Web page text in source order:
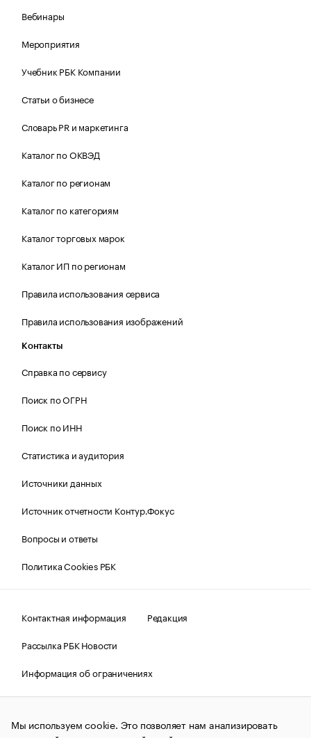
Вебинары
Мероприятия
Учебник РБК Компании
Статьи о бизнесе
Словарь PR и маркетинга
Каталог по ОКВЭД
Каталог по регионам
Каталог по категориям
Каталог торговых марок
Каталог ИП по регионам
Правила использования сервиса
Правила использования изображений
Контакты
Справка по сервису
Поиск по ОГРН
Поиск по ИНН
Статистика и аудитория
Источники данных
Источник отчетности Контур.Фокус
Вопросы и ответы
Политика Cookies РБК
Контактная информация
Редакция
Рассылка РБК Новости
Информация об ограничениях
Правовая информация
О соблюдении авторских прав
© АО «РОСБИЗНЕСКОНСАЛТИНГ»,1995–2026.Сообщения
Мы используем cookie. Это позволяет нам анализировать